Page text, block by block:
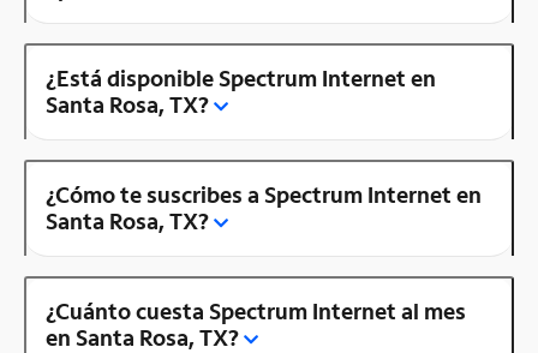
¿Está disponible Spectrum Internet en
Santa Rosa, TX?
¿Cómo te suscribes a Spectrum Internet en
Santa Rosa, TX?
¿Cuánto cuesta Spectrum Internet al mes
en Santa Rosa, TX?